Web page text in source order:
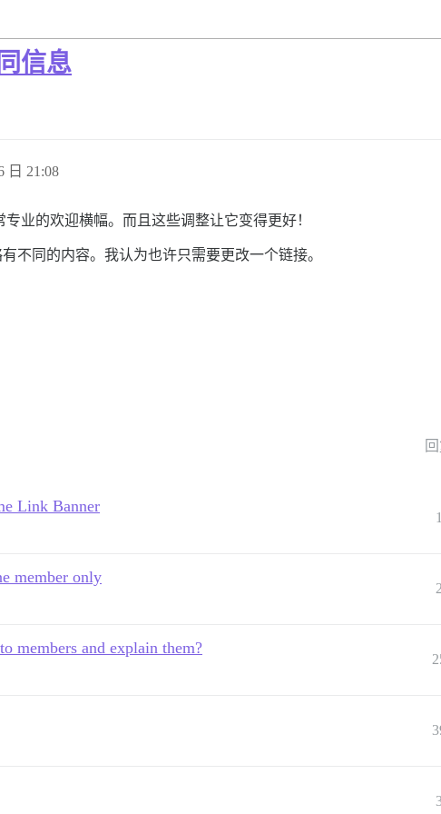
信息
日 21:08
业的欢迎横幅。而且这些调整让它变得更好！
不同的内容。我认为也许只需要更改一个链接。
Link Banner
member only
members and explain them?